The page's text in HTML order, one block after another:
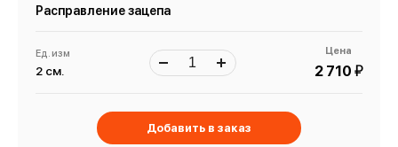
Расправление зацепа
Ед. изм
2 см.
Цена
2 710 й
Добавить в заказ